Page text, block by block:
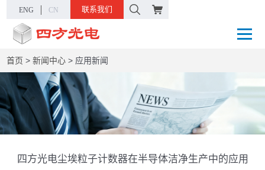
ENG CN 联系我们
首页 >新闻中心 > 应用新闻
四方光电尘埃粒子计数器在半导体洁净生产中的应用